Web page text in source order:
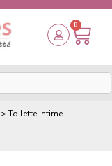
0
> Toilette intime